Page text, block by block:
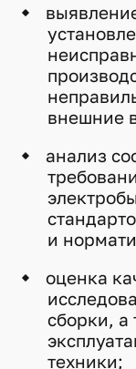
внешние
анализ
и
оценка
сборки, а
техники;